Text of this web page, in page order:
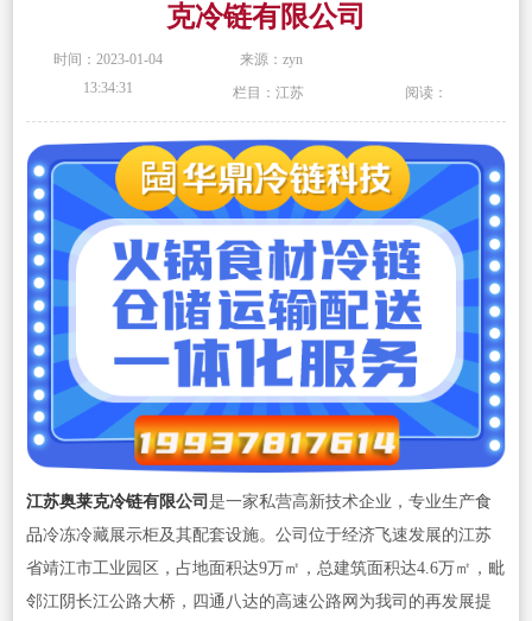
克冷链有限公司
时间：2023-01-04
13:34:31
来源：zyn
栏目：江苏 阅读：
江苏奥莱克冷链有限公司 是一家私营高新技术企业，专业生产食
品冷冻冷藏展示柜及其配套设施。公司位于经济飞速发展的江苏
省靖江市工业园区，占地面积达9万㎡，总建筑面积达4.6万㎡，毗
邻江阴长江公路大桥，四通八达的高速公路网为我司的再发展提